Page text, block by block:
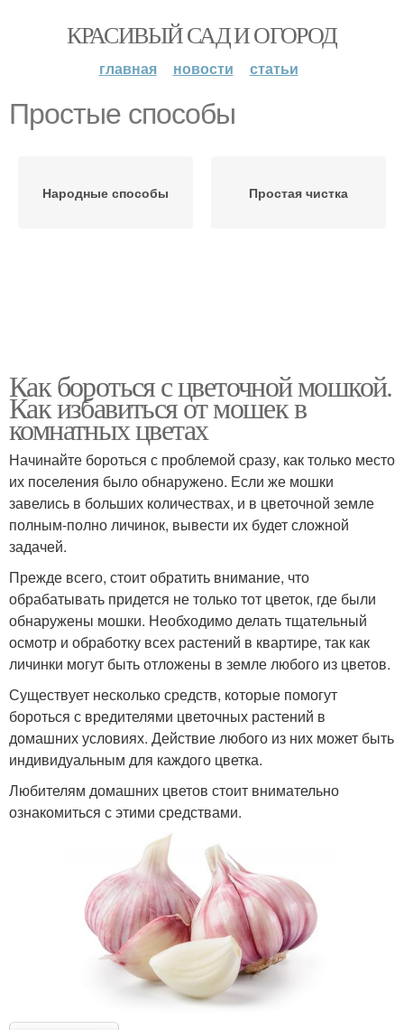
КРАСИВЫЙ САД И ОГОРОД
главная новости статьи
Простые способы
Народные способы Простая чистка
Как бороться с цветочной мошкой.
Как избавиться от мошек в
комнатных цветах
Начинайте бороться с проблемой сразу, как только место
их поселения было обнаружено. Если же мошки
завелись в больших количествах, и в цветочной земле
полным-полно личинок, вывести их будет сложной
задачей.
Прежде всего, стоит обратить внимание, что
обрабатывать придется не только тот цветок, где были
обнаружены мошки. Необходимо делать тщательный
осмотр и обработку всех растений в квартире, так как
личинки могут быть отложены в земле любого из цветов.
Существует несколько средств, которые помогут
бороться с вредителями цветочных растений в
домашних условиях. Действие любого из них может быть
индивидуальным для каждого цветка.
Любителям домашних цветов стоит внимательно
ознакомиться с этими средствами.